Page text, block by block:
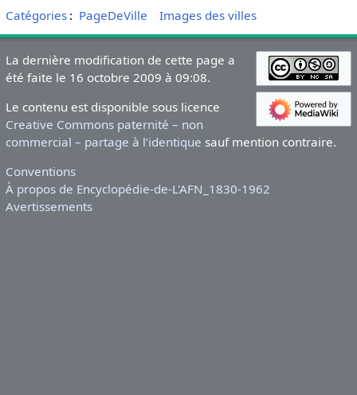
Catégories: PageDeVille Images des villes
La dernière modification de cette page a
été faite le 16 octobre 2009 à 09:08.
Le contenu est disponible sous licence
Creative Commons paternité – non
commercial – partage à l’identique sauf mention contraire.
Conventions
À propos de Encyclopédie-de-L'AFN_1830-1962
Avertissements